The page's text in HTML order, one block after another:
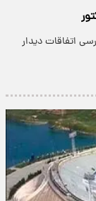
اتفاقات دیدار